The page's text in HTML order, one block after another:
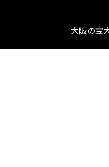
大阪の宝